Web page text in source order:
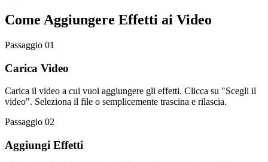
Come Aggiungere Effetti ai Video
Passaggio 01
Carica Video
Carica il video a cui vuoi aggiungere gli effetti. Clicca su "Scegli il
video". Seleziona il file o semplicemente trascina e rilascia.
Passaggio 02
Aggiungi Effetti